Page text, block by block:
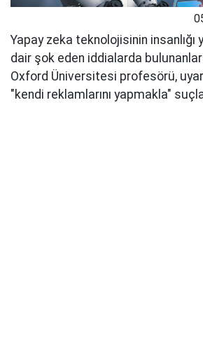
Yapay zeka teknolojisinin insanlığı
dair şok eden iddialarda
Oxford Üniversitesi profesörü,
"kendi reklamlarını yapmakla"